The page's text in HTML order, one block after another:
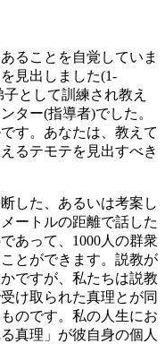
ることを自覚していま
見出しました(1-
として訓練され教え
ター(指導者)でした。
す。あなたは、教えて
るテモテを見出すべき
した、あるいは考案し
ートルの距離で話した
あって、1000人の群衆
とができます。説教が
ですが、私たちは説教
け取られた真理とが同
のです。私の人生にお
真理」が彼自身の個人